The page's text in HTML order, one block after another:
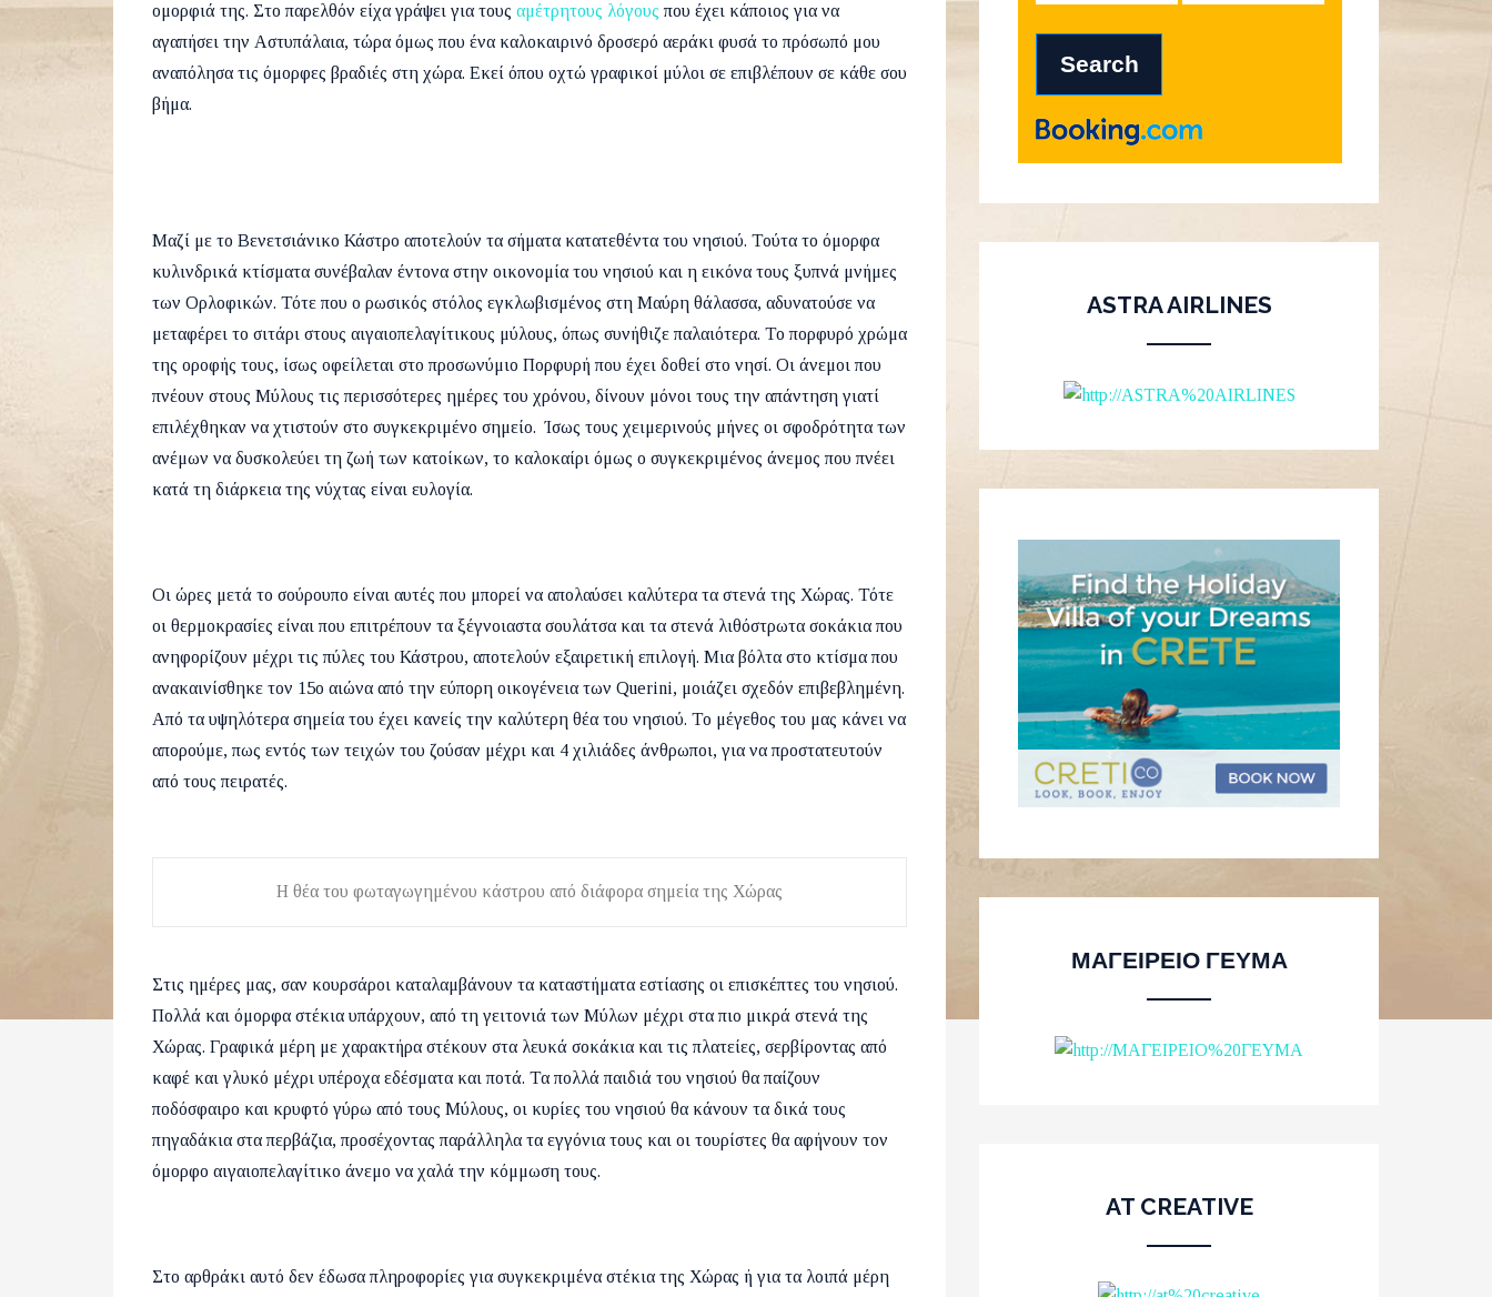
ομορφιά της. Στο παρελθόν είχα γράψει για τους αμέτρητους λόγους που έχει κάποιος για να
αγαπήσει την Αστυπάλαια, τώρα όμως που ένα καλοκαιρινό δροσερό αεράκι φυσά το πρόσωπό μου
αναπόλησα τις όμορφες βραδιές στη χώρα. Εκεί όπου οχτώ γραφικοί μύλοι σε επιβλέπουν σε κάθε σου
βήμα.
Μαζί με το Βενετσιάνικο Κάστρο αποτελούν τα σήματα κατατεθέντα του νησιού. Τούτα το όμορφα
κυλινδρικά κτίσματα συνέβαλαν έντονα στην οικονομία του νησιού και η εικόνα τους ξυπνά μνήμες
των Ορλοφικών. Τότε που ο ρωσικός στόλος εγκλωβισμένος στη Μαύρη θάλασσα, αδυνατούσε να
μεταφέρει το σιτάρι στους αιγαιοπελαγίτικους μύλους, όπως συνήθιζε παλαιότερα. Το πορφυρό χρώμα
της οροφής τους, ίσως οφείλεται στο προσωνύμιο Πορφυρή που έχει δοθεί στο νησί. Οι άνεμοι που
πνέουν στους Μύλους τις περισσότερες ημέρες του χρόνου, δίνουν μόνοι τους την απάντηση γιατί
επιλέχθηκαν να χτιστούν στο συγκεκριμένο σημείο. Ίσως τους χειμερινούς μήνες οι σφοδρότητα των
ανέμων να δυσκολεύει τη ζωή των κατοίκων, το καλοκαίρι όμως ο συγκεκριμένος άνεμος που πνέει
κατά τη διάρκεια της νύχτας είναι ευλογία.
Οι ώρες μετά το σούρουπο είναι αυτές που μπορεί να απολαύσει καλύτερα τα στενά της Χώρας. Τότε
οι θερμοκρασίες είναι που επιτρέπουν τα ξέγνοιαστα σουλάτσα και τα στενά λιθόστρωτα σοκάκια που
ανηφορίζουν μέχρι τις πύλες του Κάστρου, αποτελούν εξαιρετική επιλογή. Μια βόλτα στο κτίσμα που
ανακαινίσθηκε τον 15ο αιώνα από την εύπορη οικογένεια των Querini, μοιάζει σχεδόν επιβεβλημένη.
Από τα υψηλότερα σημεία του έχει κανείς την καλύτερη θέα του νησιού. Το μέγεθος του μας κάνει να
απορούμε, πως εντός των τειχών του ζούσαν μέχρι και 4 χιλιάδες άνθρωποι, για να προστατευτούν
από τους πειρατές.
Η θέα του φωταγωγημένου κάστρου από διάφορα σημεία της Χώρας
Στις ημέρες μας, σαν κουρσάροι καταλαμβάνουν τα καταστήματα εστίασης οι επισκέπτες του νησιού.
Πολλά και όμορφα στέκια υπάρχουν, από τη γειτονιά των Μύλων μέχρι στα πιο μικρά στενά της
Χώρας. Γραφικά μέρη με χαρακτήρα στέκουν στα λευκά σοκάκια και τις πλατείες, σερβίροντας από
καφέ και γλυκό μέχρι υπέροχα εδέσματα και ποτά. Τα πολλά παιδιά του νησιού θα παίζουν
ποδόσφαιρο και κρυφτό γύρω από τους Μύλους, οι κυρίες του νησιού θα κάνουν τα δικά τους
πηγαδάκια στα περβάζια, προσέχοντας παράλληλα τα εγγόνια τους και οι τουρίστες θα αφήνουν τον
όμορφο αιγαιοπελαγίτικο άνεμο να χαλά την κόμμωση τους.
Στο αρθράκι αυτό δεν έδωσα πληροφορίες για συγκεκριμένα στέκια της Χώρας ή για τα λοιπά μέρη
ASTRA AIRLINES
ΜΑΓΕΙΡΕΙΟ ΓΕΥΜΑ
AT CREATIVE